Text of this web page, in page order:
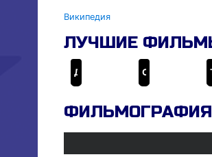
Википедия
ЛУЧШИЕ
ФИЛЬМОГРАФИЯ